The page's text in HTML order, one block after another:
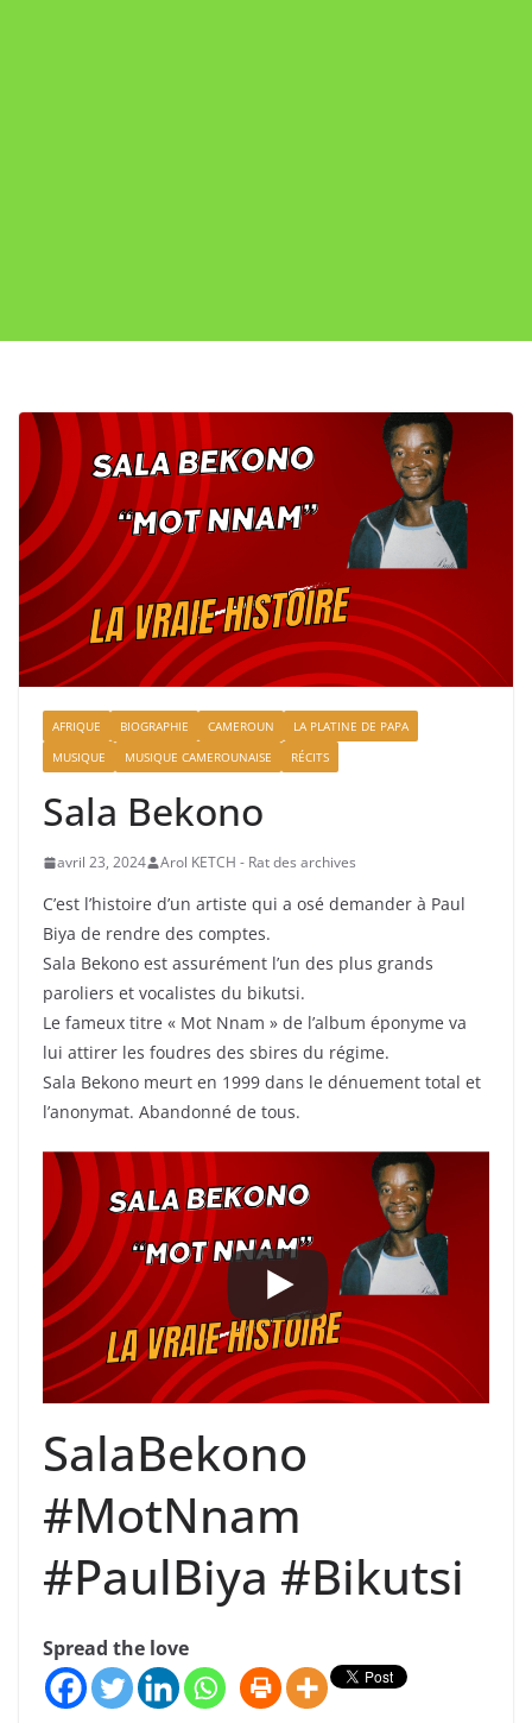
AFRIQUE BIOGRAPHIE CAMEROUN
LA PLATINE DE PAPA
MUSIQUE
MUSIQUE CAMEROUNAISE RÉCITS
Sala Bekono
avril 23, 2024 Arol KETCH - Rat des archives
C’est l’histoire d’un artiste qui a osé demander à Paul
Biya de rendre des comptes.
Sala Bekono est assurément l’un des plus grands
paroliers et vocalistes du bikutsi.
Le fameux titre « Mot Nnam » de l’album éponyme va
lui attirer les foudres des sbires du régime.
Sala Bekono meurt en 1999 dans le dénuement total et
l’anonymat. Abandonné de tous.
SalaBekono
#MotNnam
#PaulBiya #Bikutsi
Spread the love